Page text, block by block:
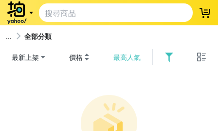
登
全部分類
最新上架 價格 最高人氣